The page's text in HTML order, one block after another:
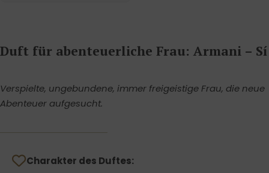
Duft für abenteuerliche Frau: Armani – Sí
Verspielte, ungebundene, immer freigeistige Frau, die neue
Abenteuer aufgesucht.
Charakter des Duftes: